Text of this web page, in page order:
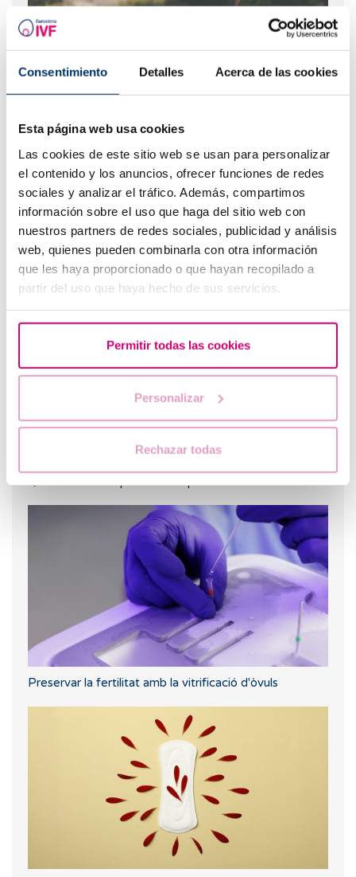
Consentimiento Detalles Acerca de las cookies
Esta página web usa cookies
Las cookies de este sitio web se usan para personalizar
el contenido y los anuncios, ofrecer funciones de redes
sociales y analizar el tráfico. Además, compartimos
información sobre el uso que haga del sitio web con
nuestros partners de redes sociales, publicidad y análisis
web, quienes pueden combinarla con otra información
que les haya proporcionado o que hayan recopilado a
partir del uso que haya hecho de sus servicios.
Permitir todas las cookies
Personalizar
Rechazar todas
Tinc endometriosi. Què hem pot passar?(II)
Primera ecografia després d'una FIV o ovodonació
Preservar la fertilitat amb la vitrificació d'òvuls